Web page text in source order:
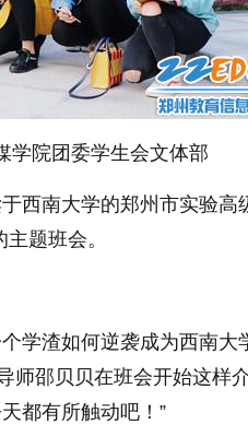
学院团委学生会文体部
西南大学的郑州市实验
题班会。
学渣如何逆袭成为西南
师邵贝贝在班会开始这样
都有所触动吧！”